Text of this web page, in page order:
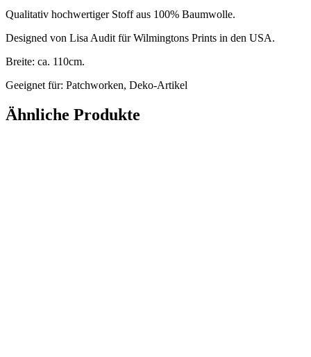
Qualitativ hochwertiger Stoff aus 100% Baumwolle.
Designed von Lisa Audit für Wilmingtons Prints in den USA.
Breite: ca. 110cm.
Geeignet für: Patchworken, Deko-Artikel
Ähnliche Produkte